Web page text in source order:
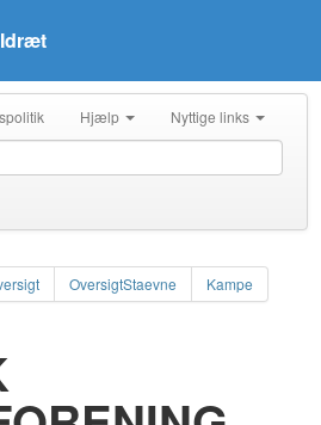
Hjælp Nyttige links
OversigtStaevne Kampe